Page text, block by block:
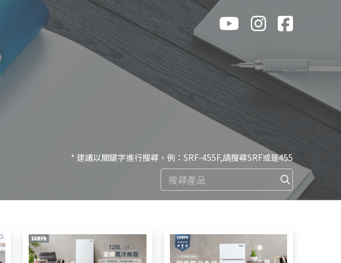
* 建議以關鍵字進行搜尋，例：SRF-455F,請搜尋SRF或是455